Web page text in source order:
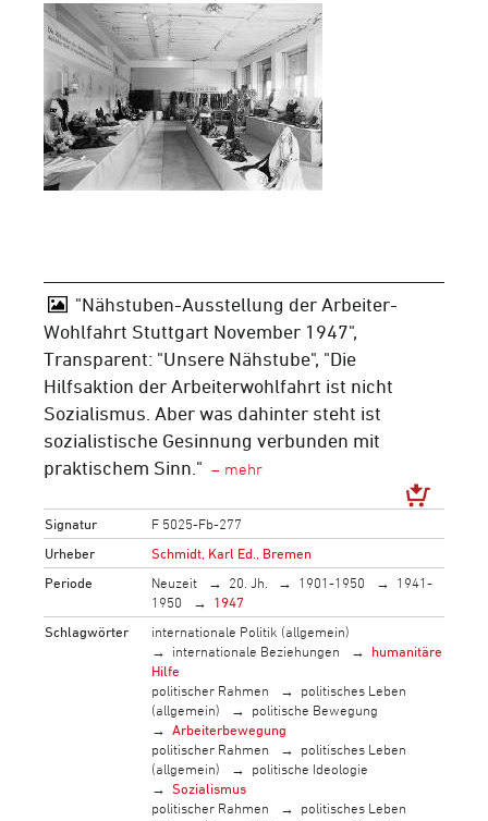
"Nähstuben-Ausstellung der Arbeiter-
Wohlfahrt Stuttgart November 1947",
Transparent: "Unsere Nähstube", "Die
Hilfsaktion der Arbeiterwohlfahrt ist nicht
Sozialismus. Aber was dahinter steht ist
sozialistische Gesinnung verbunden mit
praktischem Sinn."
Signatur
F 5025-Fb-277
Urheber
Schmidt, Karl Ed., Bremen
Periode
Neuzeit 20. Jh. 1901-1950
1941-
1950
1947
Schlagwörter
internationale Politik (allgemein)
internationale Beziehungen
humanitäre
Hilfe
politischer Rahmen
politisches Leben
(allgemein)
politische Bewegung
Arbeiterbewegung
politischer Rahmen
politisches Leben
(allgemein)
politische Ideologie
Sozialismus
politischer Rahmen
politisches Leben